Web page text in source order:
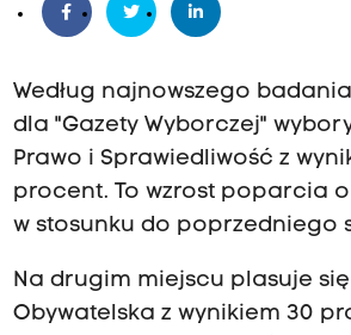
Według najnowszego
dla "Gazety Wyborczej"
Prawo i Sprawiedliwość z
procent. To wzrost poparcia
w stosunku do poprzedniego
Na drugim miejscu plasuje
Obywatelska z wynikiem 30